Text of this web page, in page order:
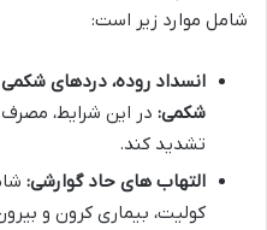
شامل موارد زیر است:
انسداد روده، دردهای
شکمی: در این شرایط،
تشدید کند.
التهاب های حاد گوارشی:
کولیت، بیماری کرون و